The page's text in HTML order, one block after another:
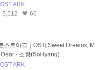
ARK
5,512
66
스트아크｜OST] Sweet Dreams, M
Dear - 소향(SoHyang)
ARK